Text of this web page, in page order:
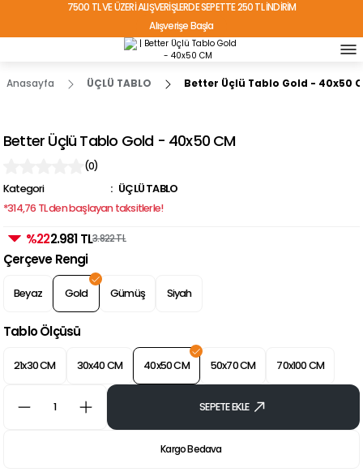
7500 TL VE ÜZERİ ALIŞVERİŞLERDE SEPETTE 250 TL İNDİRİM
Alışverişe Başla
TÜRKİYE'NİN HER YERİNE ÜCRETSİZ KARGO!
Anasayfa ÜÇLÜ TABLO Better Üçlü Tablo Gold - 40x50
Better Üçlü Tablo Gold - 40x50 CM
(0)
Kategori
ÜÇLÜ TABLO
*314,76 TL den başlayan taksitlerle!
%222.981 TL3.822 TL
Çerçeve Rengi
Beyaz Gold Gümüş Siyah
Tablo Ölçüsü
21x30 CM 30x40 CM 40x50 CM 50x70 CM 70x100 CM
SEPETE EKLE
Kargo Bedava